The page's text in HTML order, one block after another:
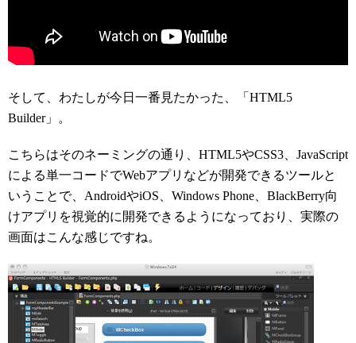
そして、わたしが今日一番見たかった、「HTML5
Builder」。
こちらはそのネーミングの通り、HTML5やCSS3、JavaScript
による単一コードでWebアプリなどが開発できるツールと
いうことで、AndroidやiOS、Windows Phone、BlackBerry向
けアプリを視覚的に開発できるようになっており、実際の
画面はこんな感じですね。